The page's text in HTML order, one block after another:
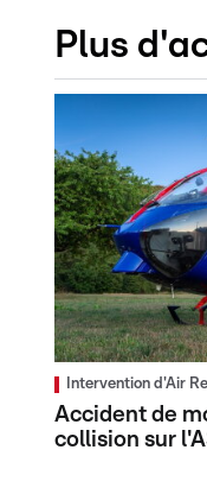
Plus
Intervention d'Air
Accident de
collision sur